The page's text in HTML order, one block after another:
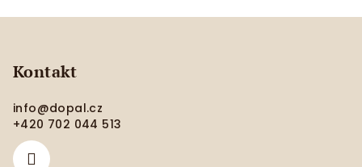
Kontakt
info@dopal.cz
+420 702 044 513